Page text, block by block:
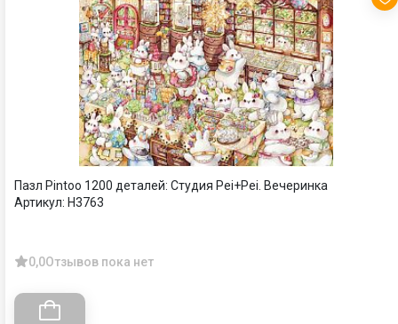
Пазл Pintoo 1200 деталей: Студия Pei+Pei. Вечеринка
Артикул: H3763
0,0Отзывов пока нет